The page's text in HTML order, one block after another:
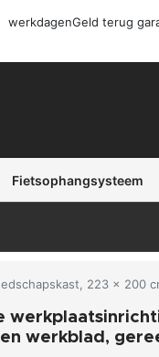
werkdagenGeld terug
Fietsophangsysteem
223 x 200
werkblad,